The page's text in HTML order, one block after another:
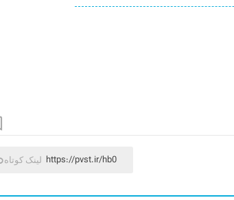
لینک کوتاه https://pvst.ir/hb0